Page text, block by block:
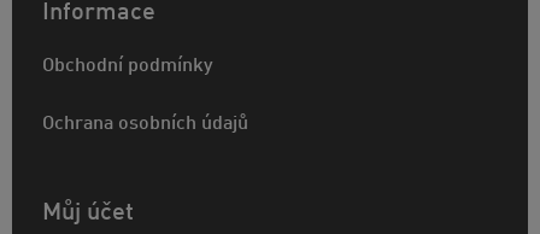
Informace
Obchodní podmínky
Ochrana osobních údajů
Můj účet